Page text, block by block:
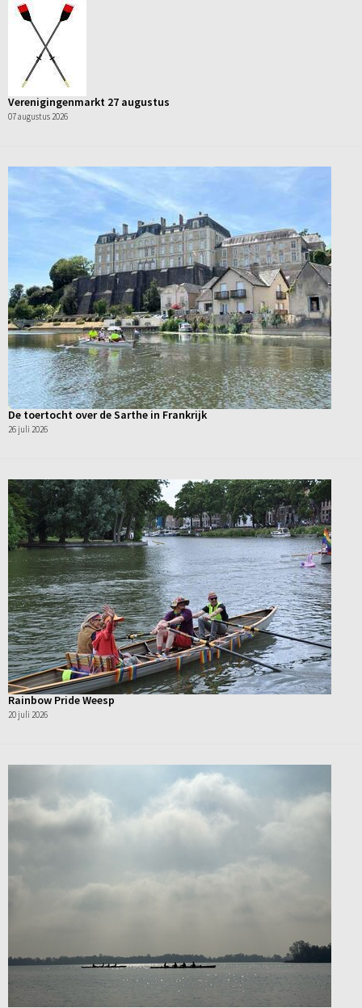
Verenigingenmarkt 27 augustus
07 augustus 2026
De toertocht over de Sarthe in Frankrijk
26 juli 2026
Rainbow Pride Weesp
20 juli 2026